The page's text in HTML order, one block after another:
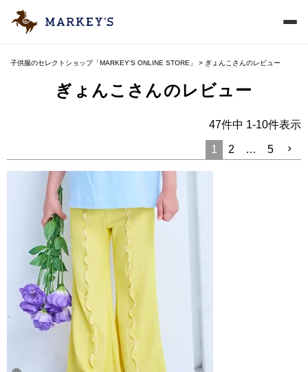
子供服のセレクトショップ「MARKEY'S ONLINE STORE」 ぎょんこさんのレビュー
ぎょんこさんのレビュー
47件中 1-10件表示
1 2 … 5